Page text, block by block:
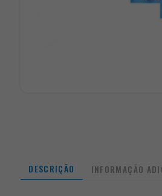
DESCRIÇÃO INFORMAÇÃO